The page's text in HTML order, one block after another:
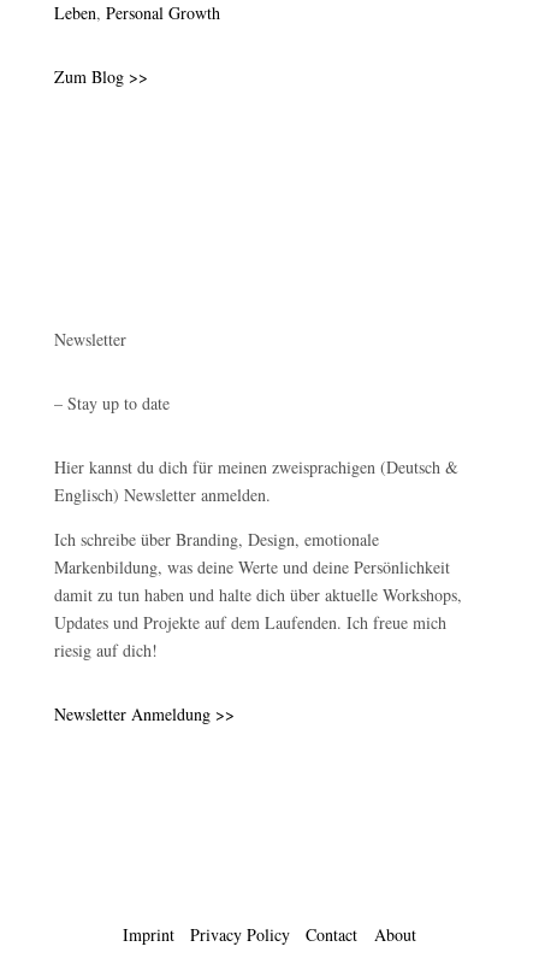
Leben, Personal Growth
Zum Blog >>
Newsletter
– Stay up to date
Hier kannst du dich für meinen zweisprachigen (Deutsch &
Englisch) Newsletter anmelden.
Ich schreibe über Branding, Design, emotionale
Markenbildung, was deine Werte und deine Persönlichkeit
damit zu tun haben und halte dich über aktuelle Workshops,
Updates und Projekte auf dem Laufenden. Ich freue mich
riesig auf dich!
Newsletter Anmeldung >>
Imprint Privacy Policy Contact About